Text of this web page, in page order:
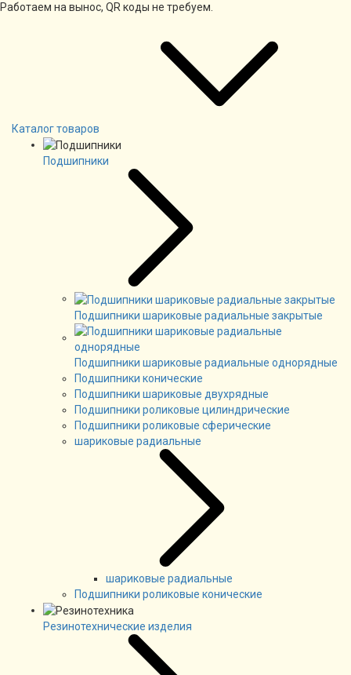
Работаем на вынос, QR коды не требуем.
Каталог товаров
Подшипники
Подшипники шариковые радиальные закрытые
Подшипники шариковые радиальные однорядные
Подшипники конические
Подшипники шариковые двухрядные
Подшипники роликовые цилиндрические
Подшипники роликовые сферические
шариковые радиальные
шариковые радиальные
Подшипники роликовые конические
Резинотехнические изделия